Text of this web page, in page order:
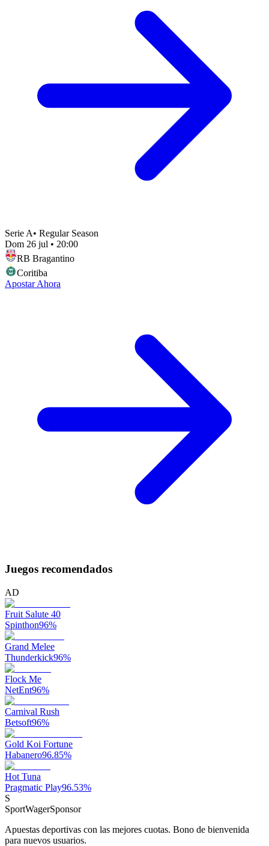
Serie A• Regular Season
Dom 26 jul • 20:00
RB Bragantino
Coritiba
Apostar Ahora
Juegos recomendados
AD
Fruit Salute 40
Spinthon96%
Grand Melee
Thunderkick96%
Flock Me
NetEnt96%
Carnival Rush
Betsoft96%
Gold Koi Fortune
Habanero96.85%
Hot Tuna
Pragmatic Play96.53%
S
SportWagerSponsor
Apuestas deportivas con las mejores cuotas. Bono de bienvenida
para nuevos usuarios.